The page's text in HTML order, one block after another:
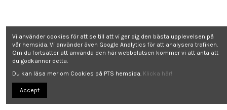
Vi använder cookies för att se till att vi ger dig den bästa upplevelsen på
vår hemsida. Vi använder även Google Analytics för att analysera trafiken.
Om du fortsätter att använda den här webbplatsen kommer vi att anta att
du godkänner detta.
Du kan läsa mer om Cookies på PTS hemsida. Klicka här!
Accept